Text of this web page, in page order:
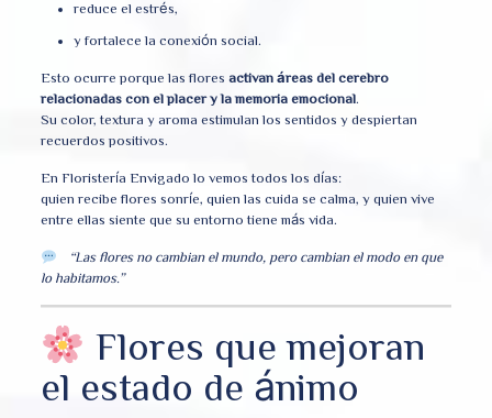
reduce el estrés,
y fortalece la conexión social.
Esto ocurre porque las flores activan áreas del cerebro
relacionadas con el placer y la memoria emocional.
Su color, textura y aroma estimulan los sentidos y despiertan
recuerdos positivos.
En Floristería Envigado lo vemos todos los días:
quien recibe flores sonríe, quien las cuida se calma, y quien vive
entre ellas siente que su entorno tiene más vida.
“Las flores no cambian el mundo, pero cambian el modo en que
lo habitamos.”
Flores que mejoran
el estado de ánimo